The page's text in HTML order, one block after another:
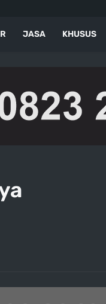
JASA KHUSUS